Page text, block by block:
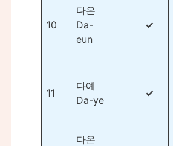
10
다은
Da-
eun
✓
11
다예
Da-ye
✓
다온